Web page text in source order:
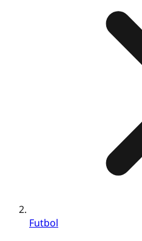
Futbol